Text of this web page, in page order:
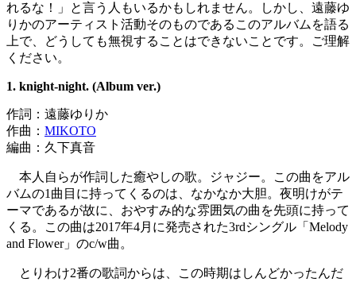
れるな！」と言う人もいるかもしれません。しかし、遠藤ゆ
りかのアーティスト活動そのものであるこのアルバムを語る
上で、どうしても無視することはできないことです。ご理解
ください。
1. knight-night. (Album ver.)
作詞：遠藤ゆりか
作曲： MIKOTO
編曲：久下真音
本人自らが作詞した癒やしの歌。ジャジー。この曲をアル
バムの1曲目に持ってくるのは、なかなか大胆。夜明けがテ
ーマであるが故に、おやすみ的な雰囲気の曲を先頭に持って
くる。この曲は2017年4月に発売された3rdシングル「Melody
and Flower」のc/w曲。
とりわけ2番の歌詞からは、この時期はしんどかったんだ